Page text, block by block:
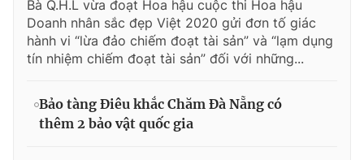
Bà Q.H.L vừa đoạt Hoa hậu cuộc thi Hoa hậu
Doanh nhân sắc đẹp Việt 2020 gửi đơn tố giác
hành vi “lừa đảo chiếm đoạt tài sản” và “lạm dụng
tín nhiệm chiếm đoạt tài sản” đối với những...
Bảo tàng Điêu khắc Chăm Đà Nẵng có
thêm 2 bảo vật quốc gia